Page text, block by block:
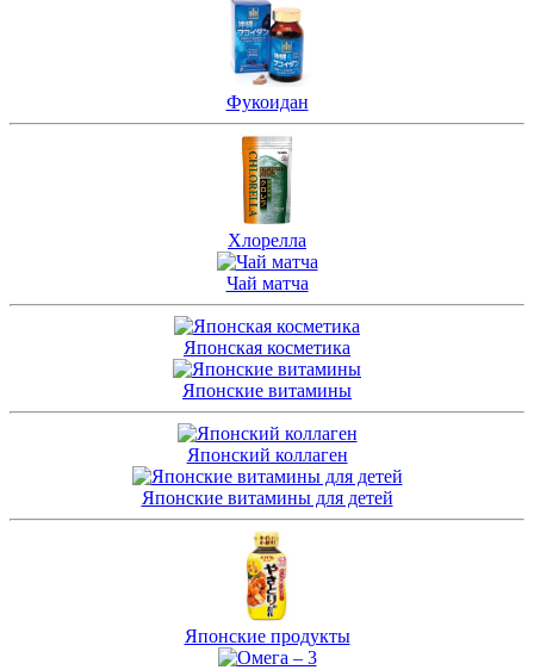
Фукоидан
Хлорелла
Чай матча
Японская косметика
Японские витамины
Японский коллаген
Японские витамины для детей
Японские продукты